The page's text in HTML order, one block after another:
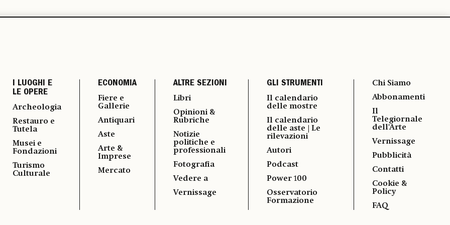
I LUOGHI E
LE OPERE
Archeologia
Restauro e
Tutela
Musei e
Fondazioni
Turismo
Culturale
ECONOMIA
Fiere e
Gallerie
Antiquari
Aste
Arte &
Imprese
Mercato
ALTRE SEZIONI
Libri
Opinioni &
Rubriche
Notizie
politiche e
professionali
Fotografia
Vedere a
Vernissage
GLI STRUMENTI
Il calendario
delle mostre
Il calendario
delle aste | Le
rilevazioni
Autori
Podcast
Power 100
Osservatorio
Formazione
Chi Siamo
Abbonamenti
Il
Telegiornale
dell'Arte
Vernissage
Pubblicità
Contatti
Cookie &
Policy
FAQ